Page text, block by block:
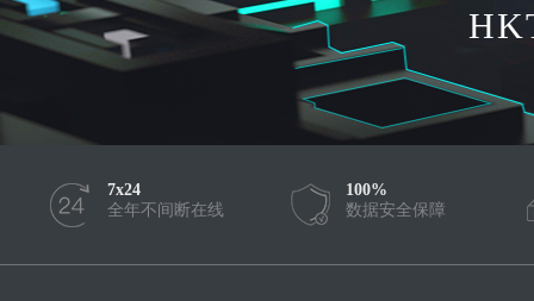
7x24
全年不间断在线
100%
数据安全保障